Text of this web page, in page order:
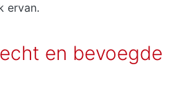
ervan.
en bevoegde